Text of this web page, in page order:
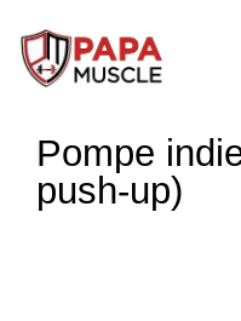
passer
principalPompe
push-up)